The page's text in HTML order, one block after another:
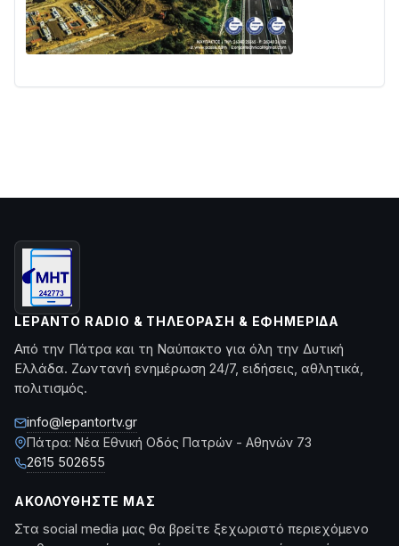
LEPANTO RADIO & ΤΗΛΕΌΡΑΣΗ & ΕΦΗΜΕΡΊΔΑ
Από την Πάτρα και τη Ναύπακτο για όλη την Δυτική
Ελλάδα. Ζωντανή ενημέρωση 24/7, ειδήσεις, αθλητικά,
πολιτισμός.
info@lepantortv.gr
Πάτρα: Νέα Εθνική Οδός Πατρών - Αθηνών 73
2615 502655
ΑΚΟΛΟΥΘΉΣΤΕ ΜΑΣ
Στα social media μας θα βρείτε ξεχωριστό περιεχόμενο